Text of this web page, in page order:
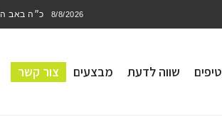
8/8/2026 כ״ה באב
טיפים שווה לדעת מבצעים צור קשר